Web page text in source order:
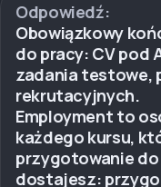
Odpowiedź:
Obowiązkowy
do pracy: CV pod
zadania testowe,
rekrutacyjnych.
Employment to
każdego kursu,
przygotowanie
dostajesz: